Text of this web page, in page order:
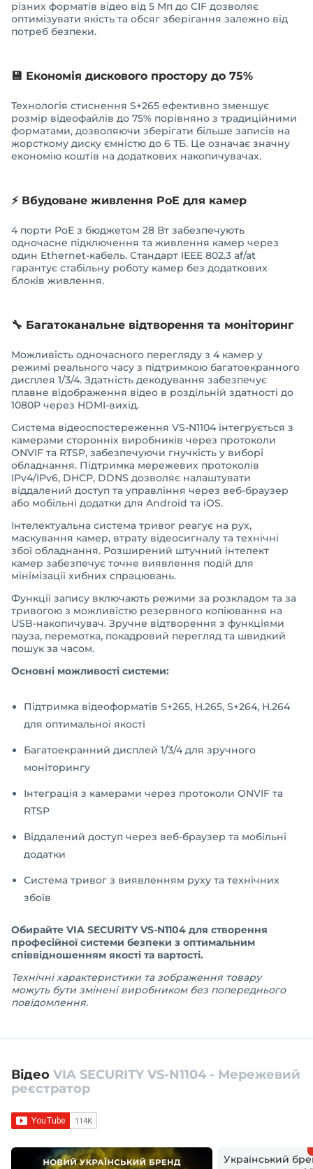
різних форматів відео від 5 Мп до CIF дозволяє
оптимізувати якість та обсяг зберігання залежно від
потреб безпеки.
💾 Економія дискового простору до 75%
Технологія стиснення S+265 ефективно зменшує
розмір відеофайлів до 75% порівняно з традиційними
форматами, дозволяючи зберігати більше записів на
жорсткому диску ємністю до 6 ТБ. Це означає значну
економію коштів на додаткових накопичувачах.
⚡ Вбудоване живлення PoE для камер
4 порти PoE з бюджетом 28 Вт забезпечують
одночасне підключення та живлення камер через
один Ethernet-кабель. Стандарт IEEE 802.3 af/at
гарантує стабільну роботу камер без додаткових
блоків живлення.
🔧 Багатоканальне відтворення та моніторинг
Можливість одночасного перегляду з 4 камер у
режимі реального часу з підтримкою багатоекранного
дисплея 1/3/4. Здатність декодування забезпечує
плавне відображення відео в роздільній здатності до
1080P через HDMI-вихід.
Система відеоспостереження VS-N1104 інтегрується з
камерами сторонніх виробників через протоколи
ONVIF та RTSP, забезпечуючи гнучкість у виборі
обладнання. Підтримка мережевих протоколів
IPv4/IPv6, DHCP, DDNS дозволяє налаштувати
віддалений доступ та управління через веб-браузер
або мобільні додатки для Android та iOS.
Інтелектуальна система тривог реагує на рух,
маскування камер, втрату відеосигналу та технічні
збої обладнання. Розширений штучний інтелект
камер забезпечує точне виявлення подій для
мінімізації хибних спрацювань.
Функції запису включають режими за розкладом та за
тривогою з можливістю резервного копіювання на
USB-накопичувач. Зручне відтворення з функціями
пауза, перемотка, покадровий перегляд та швидкий
пошук за часом.
Основні можливості системи:
Підтримка відеоформатів S+265, H.265, S+264, H.264
для оптимальної якості
Багатоекранний дисплей 1/3/4 для зручного
моніторингу
Інтеграція з камерами через протоколи ONVIF та
RTSP
Віддалений доступ через веб-браузер та мобільні
додатки
Система тривог з виявленням руху та технічних
збоїв
Обирайте VIA SECURITY VS-N1104 для створення
професійної системи безпеки з оптимальним
співвідношенням якості та вартості.
Технічні характеристики та зображення товару
можуть бути змінені виробником без попереднього
повідомлення.
Відео VIA SECURITY VS-N1104 - Мережевий
реєстратор
Український